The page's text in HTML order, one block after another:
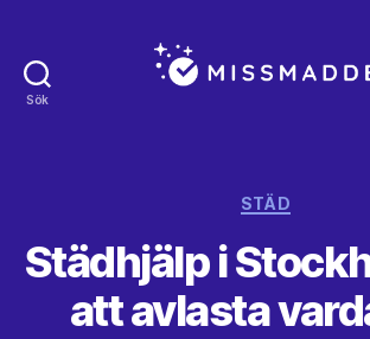
Sök
Kategorier
STÄD
Städhjälp i
att avlasta